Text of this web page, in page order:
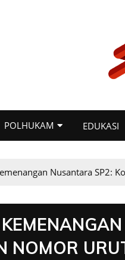
POLHUKAM EDUKASI
Nusantara SP2:
NOMOR